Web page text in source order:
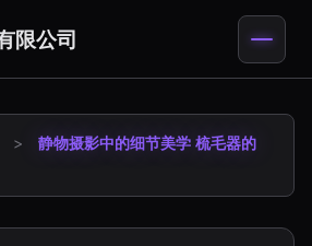
限公司
>
静物摄影中的细节美学 梳毛器的